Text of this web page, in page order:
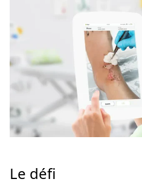
Le défi